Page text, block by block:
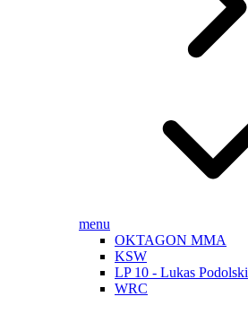
menu
OKTAGON MMA
KSW
LP 10 - Lukas Podolski
WRC